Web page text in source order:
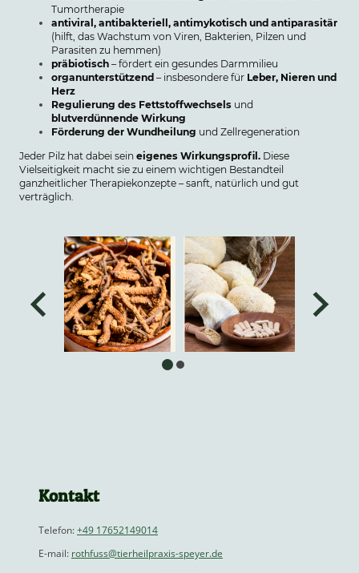
Tumortherapie
antiviral, antibakteriell, antimykotisch und antiparasitär
(hilft, das Wachstum von Viren, Bakterien, Pilzen und
Parasiten zu hemmen)
präbiotisch – fördert ein gesundes Darmmilieu
organunterstützend – insbesondere für Leber, Nieren und
Herz
Regulierung des Fettstoffwechsels und
blutverdünnende Wirkung
Förderung der Wundheilung und Zellregeneration
Jeder Pilz hat dabei sein eigenes Wirkungsprofil. Diese
Vielseitigkeit macht sie zu einem wichtigen Bestandteil
ganzheitlicher Therapiekonzepte – sanft, natürlich und gut
verträglich.
Kontakt
Telefon:+49 17652149014
E-mail: rothfuss@tierheilpraxis-speyer.de